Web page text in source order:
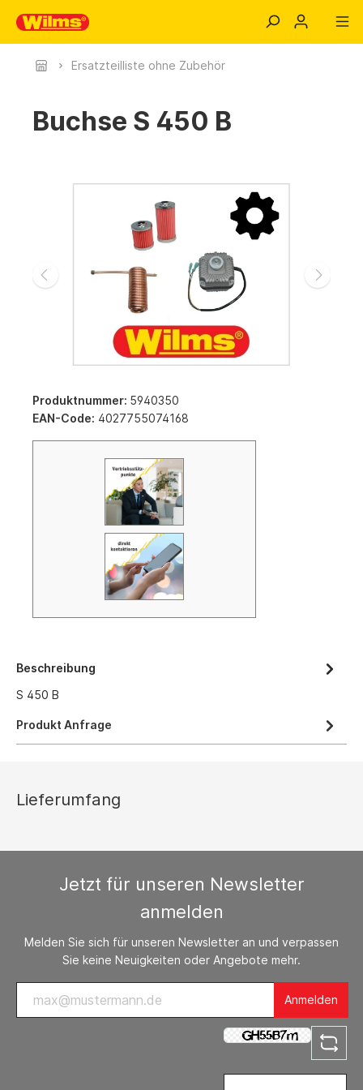
Ersatzteilliste ohne Zubehör
Buchse S 450 B
Produktnummer: 5940350
EAN-Code: 4027755074168
Beschreibung
S 450 B
Produkt Anfrage
Lieferumfang
Jetzt für unseren Newsletter
anmelden
Melden Sie sich für unseren Newsletter an und verpassen
Sie keine Neuigkeiten oder Angebote mehr.
Anmelden